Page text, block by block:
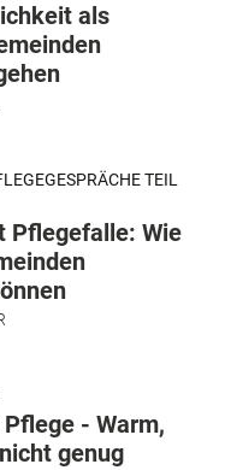
als
TEIL
Pflegefalle: Wie
- Warm,
genug